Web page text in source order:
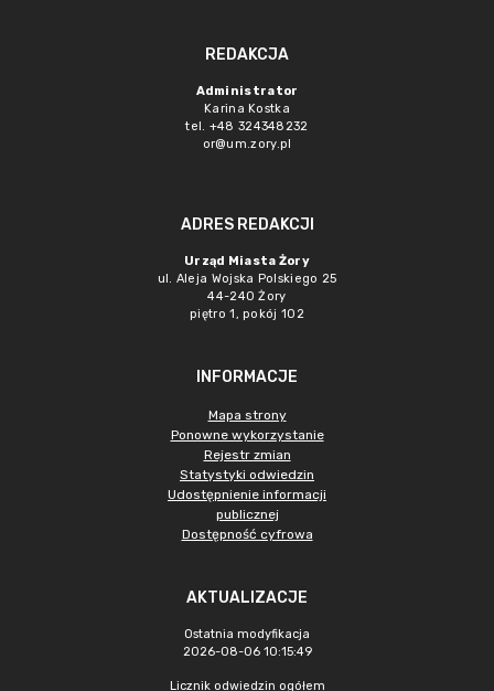
REDAKCJA
Administrator
Karina Kostka
tel. +48 324348232
or@um.zory.pl
ADRES REDAKCJI
Urząd Miasta Żory
ul. Aleja Wojska Polskiego 25
44-240 Żory
piętro 1, pokój 102
INFORMACJE
Mapa strony
Ponowne wykorzystanie
Rejestr zmian
Statystyki odwiedzin
Udostępnienie informacji
publicznej
Dostępność cyfrowa
AKTUALIZACJE
Ostatnia modyfikacja
2026-08-06 10:15:49
Licznik odwiedzin ogółem